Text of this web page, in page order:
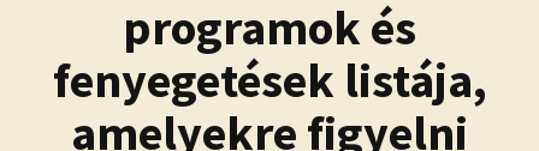
programok és
fenyegetések listája,
amelyekre figyelni